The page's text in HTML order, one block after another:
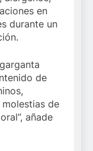
en
durante un
de
de
añade